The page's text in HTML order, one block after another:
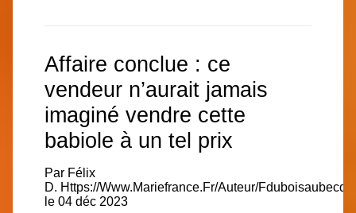
Affaire conclue : ce
vendeur n’aurait jamais
imaginé vendre cette
babiole à un tel prix
Par Félix
D. Https://Www.Mariefrance.Fr/Auteur/Fduboisaubecq
le 04 déc 2023